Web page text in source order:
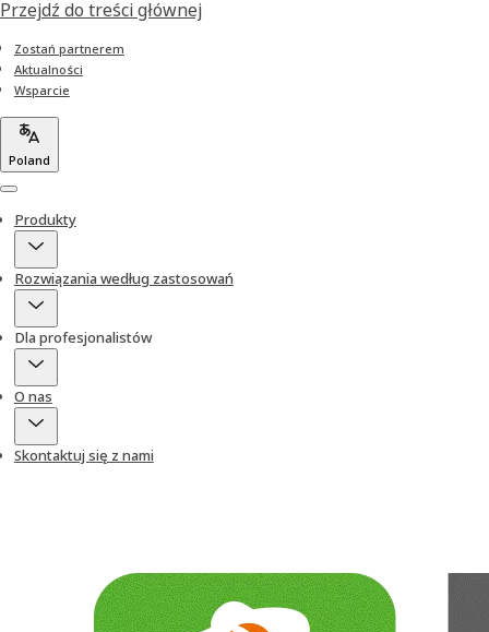
Przejdź do treści głównej
Zostań partnerem
Aktualności
Wsparcie
Poland
Menu
Produkty
Rozwiązania według zastosowań
Dla profesjonalistów
O nas
Skontaktuj się z nami